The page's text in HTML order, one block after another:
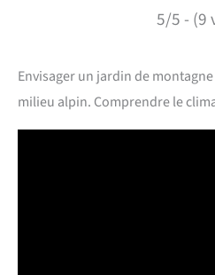
5/5 - (9
Envisager un jardin de
milieu alpin. Comprendre le